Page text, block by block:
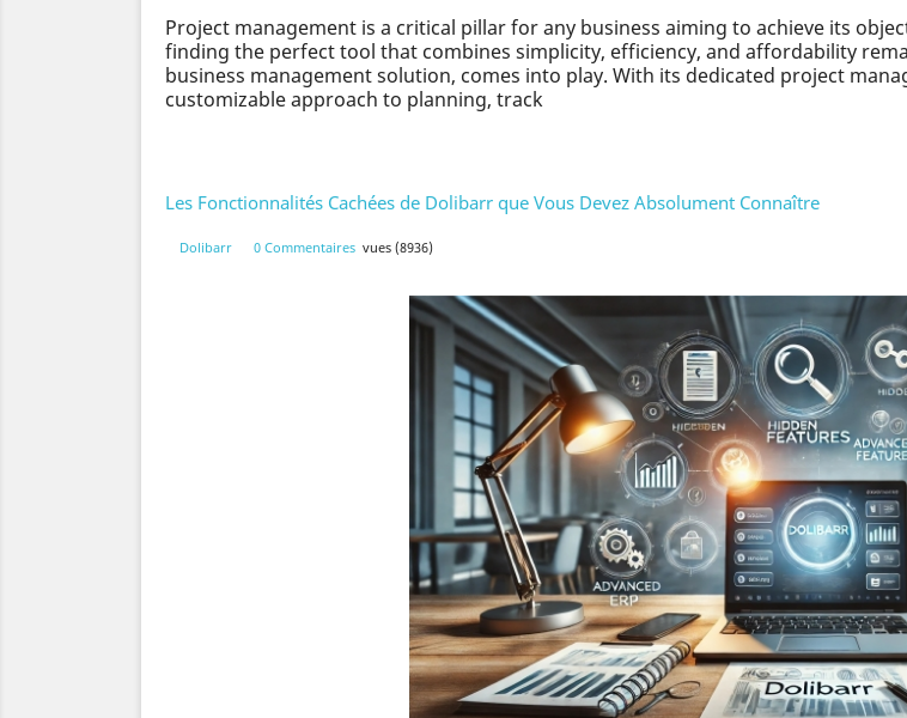
Project management is a critical pillar for any business aiming to achieve its
finding the perfect tool that combines simplicity, efficiency, and affordability
business management solution, comes into play. With its dedicated project
customizable approach to planning, track
Les Fonctionnalités Cachées de Dolibarr que Vous Devez Absolument Connaître
Dolibarr 0 Commentaires vues (8936)